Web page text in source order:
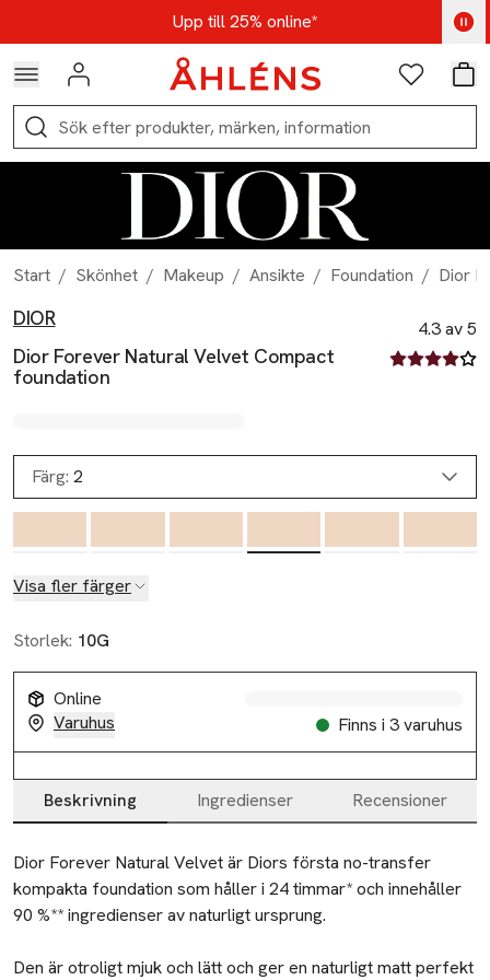
Hoppa till navigationsmenynUpp till 25% online*
Kod: AUG25 - Shoppa nu
Logga in Favoriter
Sök
Start / Skönhet / Makeup / Ansikte / Foundation / Dior
Produktbilder
Hoppa över bildspelet
DIOR
Dior Forever Natural Velvet Compact
foundation
4.3 av 5
4.3 av fem
Färg: 2
Visa fler färger
Storlek: 10G
Online
Varuhus
Finns i 3 varuhus
Produktinformation
Beskrivning Ingredienser Recensioner
Beskrivning
Dior Forever Natural Velvet är Diors första no-transfer
kompakta foundation som håller i 24 timmar* och innehåller
90 %** ingredienser av naturligt ursprung.
Den är otroligt mjuk och lätt och ger en naturligt matt perfekt